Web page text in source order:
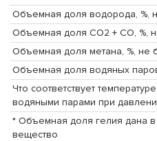
Объемная доля водорода, %,
Объемная доля CO2 + CO, %,
Объемная доля метана, %, не
Объемная доля водяных
Что соответствует
водяными парами при
* Объемная доля гелия дана в
вещество